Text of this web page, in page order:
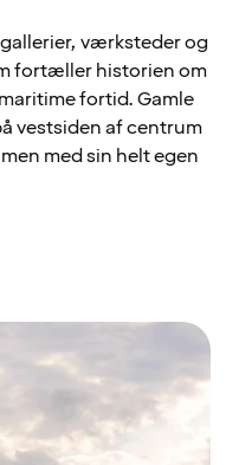
værksteder og
fortæller historien om
fortid. Gamle
vestsiden af centrum
med sin helt egen